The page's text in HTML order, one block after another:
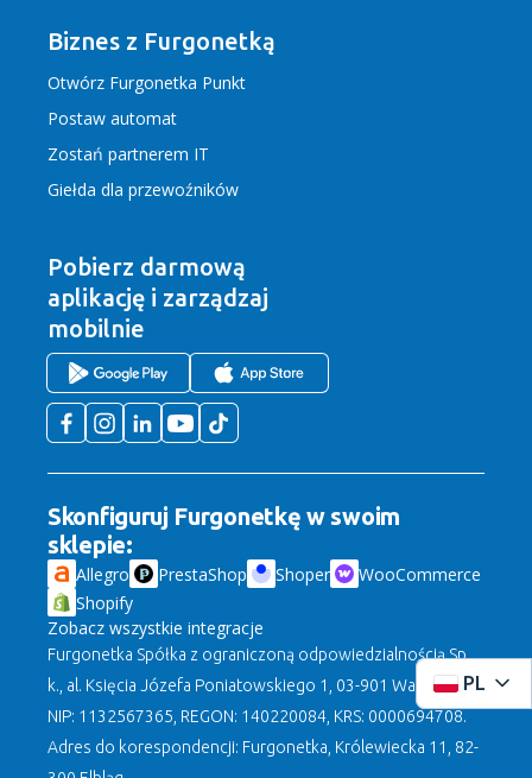
PL
Biznes z Furgonetką
Otwórz Furgonetka Punkt
Postaw automat
Zostań partnerem IT
Giełda dla przewoźników
Pobierz darmową
aplikację i zarządzaj
mobilnie
Skonfiguruj Furgonetkę w swoim
sklepie:
Allegro PrestaShop Shoper
WooCommerce
Shopify
Zobacz wszystkie integracje
Furgonetka Spółka z ograniczoną odpowiedzialnością Sp.
k., al. Księcia Józefa Poniatowskiego 1, 03-901 Warszawa,
NIP: 1132567365, REGON: 140220084, KRS: 0000694708.
Adres do korespondencji: Furgonetka, Królewiecka 11, 82-